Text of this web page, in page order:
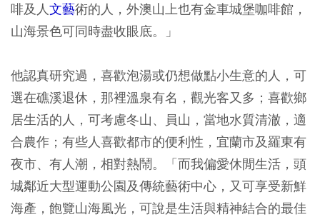
啡及人文藝術的人，外澳山上也有金車城堡咖啡館，
山海景色可同時盡收眼底。」
他認真研究過，喜歡泡湯或仍想做點小生意的人，可
選在礁溪退休，那裡溫泉有名，觀光客又多；喜歡鄉
居生活的人，可考慮冬山、員山，當地水質清澈，適
合農作；有些人喜歡都市的便利性，宜蘭市及羅東有
夜市、有人潮，相對熱鬧。「而我偏愛休閒生活，頭
城鄰近大型運動公園及傳統藝術中心，又可享受新鮮
海產，飽覽山海風光，可說是生活與精神結合的最佳